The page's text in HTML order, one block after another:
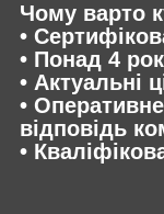
Чому варто
•
• Понад 4
• Актуальні
•
відповідь
•